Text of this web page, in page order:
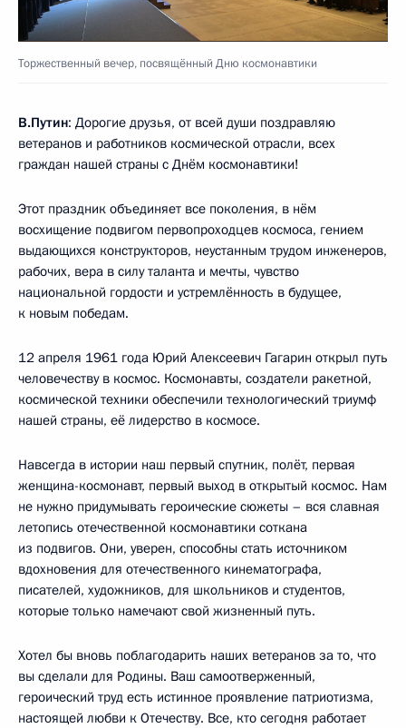
Торжественный вечер, посвящённый Дню космонавтики
В.Путин: Дорогие друзья, от всей души поздравляю
ветеранов и работников космической отрасли, всех
граждан нашей страны с Днём космонавтики!
Этот праздник объединяет все поколения, в нём
восхищение подвигом первопроходцев космоса, гением
выдающихся конструкторов, неустанным трудом инженеров,
рабочих, вера в силу таланта и мечты, чувство
национальной гордости и устремлённость в будущее,
к новым победам.
12 апреля 1961 года Юрий Алексеевич Гагарин открыл путь
человечеству в космос. Космонавты, создатели ракетной,
космической техники обеспечили технологический триумф
нашей страны, её лидерство в космосе.
Навсегда в истории наш первый спутник, полёт, первая
женщина-космонавт, первый выход в открытый космос. Нам
не нужно придумывать героические сюжеты – вся славная
летопись отечественной космонавтики соткана
из подвигов. Они, уверен, способны стать источником
вдохновения для отечественного кинематографа,
писателей, художников, для школьников и студентов,
которые только намечают свой жизненный путь.
Хотел бы вновь поблагодарить наших ветеранов за то, что
вы сделали для Родины. Ваш самоотверженный,
героический труд есть истинное проявление патриотизма,
настоящей любви к Отечеству. Все, кто сегодня работает